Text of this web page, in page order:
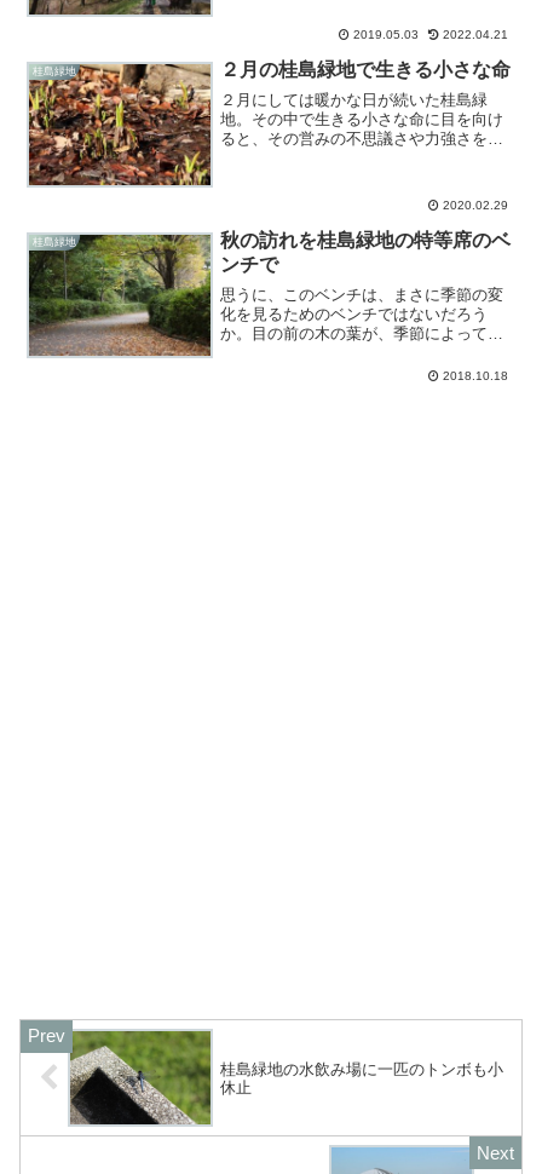
2019.05.03 2022.04.21
桂島緑地 ２月の桂島緑地で生きる小さな命
２月にしては暖かな日が続いた桂島緑
地。その中で生きる小さな命に目を向け
ると、その営みの不思議さや力強さを感
2020.02.29
桂島緑地
秋の訪れを桂島緑地の特等席のベ
ンチで
思うに、このベンチは、まさに季節の変
化を見るためのベンチではないだろう
か。目の前の木の葉が、季節によってど
手に触れるように見ることが出来る、い
2018.10.18
桂島緑地の水飲み場に一匹のトンボも小
休止